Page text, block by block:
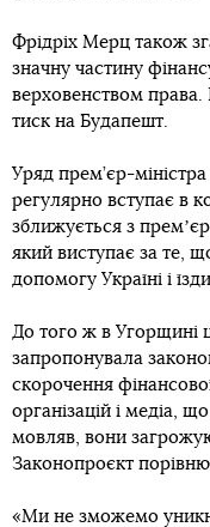
Фрідріх Мерц також
значну частину
верховенством права.
тиск на Будапешт.
Уряд прем’єр-
регулярно вступає в
зближується з
який виступає за те,
допомогу Україні і
До того ж в Угорщині
запропонувала
скорочення
організацій і медіа,
мовляв, вони
Законопроєкт
«Ми не зможемо